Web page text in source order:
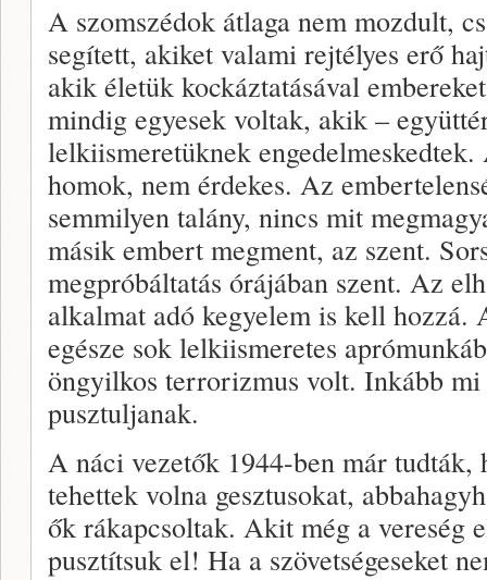
A szomszédok átlaga nem mozdult,
segített, akiket valami rejtélyes erő
akik életük kockáztatásával
mindig egyesek voltak, akik –
lelkiismeretüknek
homok, nem érdekes. Az
semmilyen talány, nincs mit
másik embert megment, az szent.
megpróbáltatás órájában szent. Az
alkalmat adó kegyelem is kell hozzá.
egésze sok lelkiismeretes
öngyilkos terrorizmus volt. Inkább mi
pusztuljanak.
A náci vezetők 1944-ben már tudták,
tehettek volna gesztusokat,
ők rákapcsoltak. Akit még a vereség
pusztítsuk el! Ha a szövetségeseket